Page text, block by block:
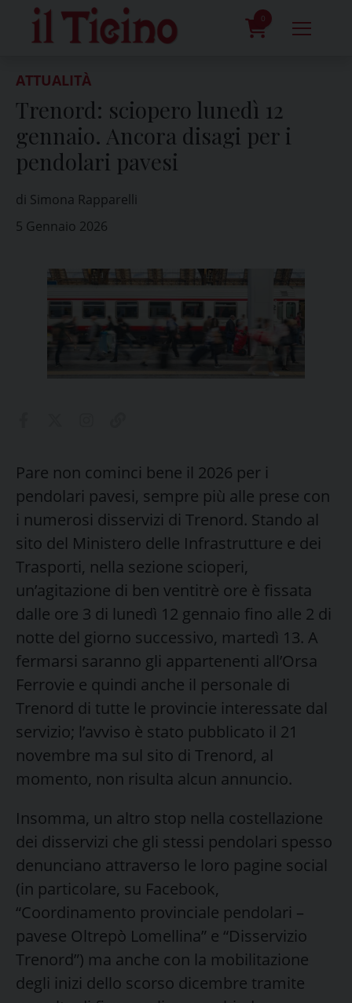
content
0
ATTUALITÀ
Trenord: sciopero lunedì 12
gennaio. Ancora disagi per i
pendolari pavesi
di Simona Rapparelli
5 Gennaio 2026
Pare non cominci bene il 2026 per i
pendolari pavesi, sempre più alle prese con
i numerosi disservizi di Trenord. Stando al
sito del Ministero delle Infrastrutture e dei
Trasporti, nella sezione scioperi,
un’agitazione di ben ventitrè ore è fissata
dalle ore 3 di lunedì 12 gennaio fino alle 2 di
notte del giorno successivo, martedì 13. A
fermarsi saranno gli appartenenti all’Orsa
Ferrovie e quindi anche il personale di
Trenord di tutte le provincie interessate dal
servizio; l’avviso è stato pubblicato il 21
novembre ma sul sito di Trenord, al
momento, non risulta alcun annuncio.
Insomma, un altro stop nella costellazione
dei disservizi che gli stessi pendolari spesso
denunciano attraverso le loro pagine social
(in particolare, su Facebook,
“Coordinamento provinciale pendolari –
pavese Oltrepò Lomellina” e “Disservizio
Trenord”) ma anche con la mobilitazione
degli inizi dello scorso dicembre tramite